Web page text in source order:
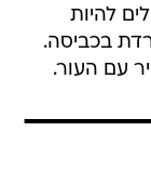
להיות
בכביסה.
עם העור.